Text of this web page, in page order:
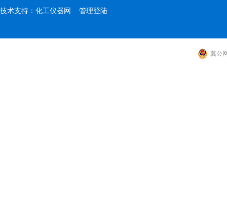
技术支持： 化工仪器网 管理登陆
冀公